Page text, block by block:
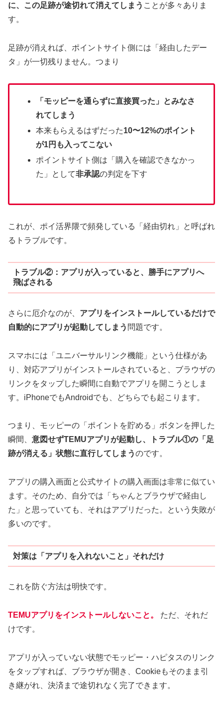
に、この足跡が途切れて消えてしまう ことが多々ありま
す。
足跡が消えれば、ポイントサイト側には「経由したデー
タ」が一切残りません。つまり
「モッピーを通らずに直接買った」とみなさ
れてしまう
本来もらえるはずだった10〜12%のポイント
が1円も入ってこない
ポイントサイト側は「購入を確認できなかっ
た」として非承認の判定を下す
これが、ポイ活界隈で頻発している「経由切れ」と呼ばれ
るトラブルです。
トラブル②：アプリが入っていると、勝手にアプリへ
飛ばされる
さらに厄介なのが、 アプリをインストールしているだけで
自動的にアプリが起動してしまう 問題です。
スマホには「ユニバーサルリンク機能」という仕様があ
り、対応アプリがインストールされていると、ブラウザの
リンクをタップした瞬間に自動でアプリを開こうとしま
す。iPhoneでもAndroidでも、どちらでも起こります。
つまり、モッピーの「ポイントを貯める」ボタンを押した
瞬間、 意図せずTEMUアプリが起動し、トラブル①の「足
跡が消える」状態に直行してしまうのです。
アプリの購入画面と公式サイトの購入画面は非常に似てい
ます。そのため、自分では「ちゃんとブラウザで経由し
た」と思っていても、それはアプリだった。という失敗が
多いのです。
対策は「アプリを入れないこと」それだけ
これを防ぐ方法は明快です。
TEMUアプリをインストールしないこと。
ただ、それだ
けです。
アプリが入っていない状態でモッピー・ハピタスのリンク
をタップすれば、ブラウザが開き、Cookieもそのまま引
き継がれ、決済まで途切れなく完了できます。